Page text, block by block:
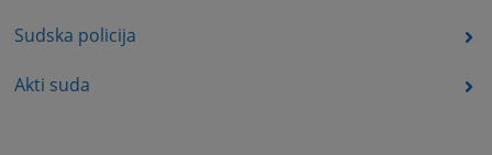
Sudska policija
Akti suda